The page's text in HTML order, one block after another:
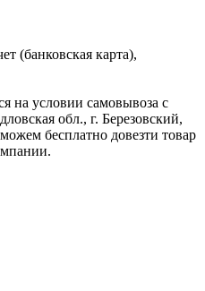
(банковская карта),
на условии самовывоза с
обл., г. Березовский,
бесплатно довезти товар